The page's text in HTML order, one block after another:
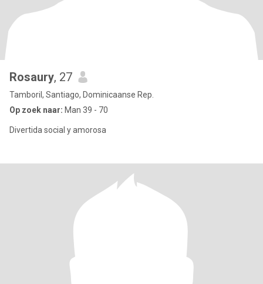
Rosaury, 27
Tamboril, Santiago, Dominicaanse Rep.
Op zoek naar: Man 39 - 70
Divertida social y amorosa